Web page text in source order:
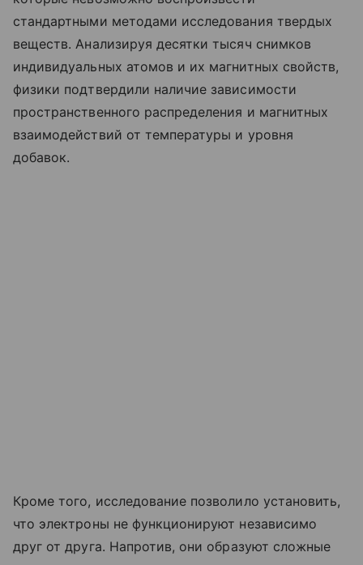
стандартными методами исследования твердых
веществ. Анализируя десятки тысяч снимков
индивидуальных атомов и их магнитных свойств,
физики подтвердили наличие зависимости
пространственного распределения и магнитных
взаимодействий от температуры и уровня
добавок.
Кроме того, исследование позволило установить,
что электроны не функционируют независимо
друг от друга. Напротив, они образуют сложные